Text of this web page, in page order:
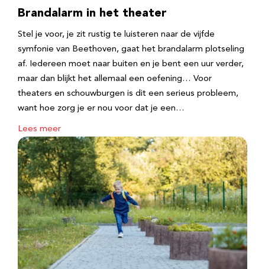
Brandalarm in het theater
Stel je voor, je zit rustig te luisteren naar de vijfde
symfonie van Beethoven, gaat het brandalarm plotseling
af. Iedereen moet naar buiten en je bent een uur verder,
maar dan blijkt het allemaal een oefening… Voor
theaters en schouwburgen is dit een serieus probleem,
want hoe zorg je er nou voor dat je een…
Lees meer